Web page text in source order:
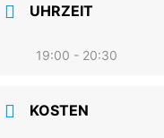
UHRZEIT
19:00 - 20:30
KOSTEN